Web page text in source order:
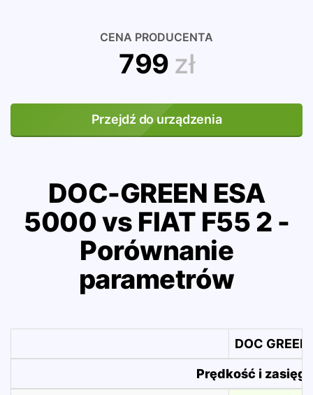
CENA PRODUCENTA
799 zł
Przejdź do urządzenia
DOC-GREEN ESA
5000 vs FIAT F55 2 -
Porównanie
parametrów
DOC
Prędkość i zasięg